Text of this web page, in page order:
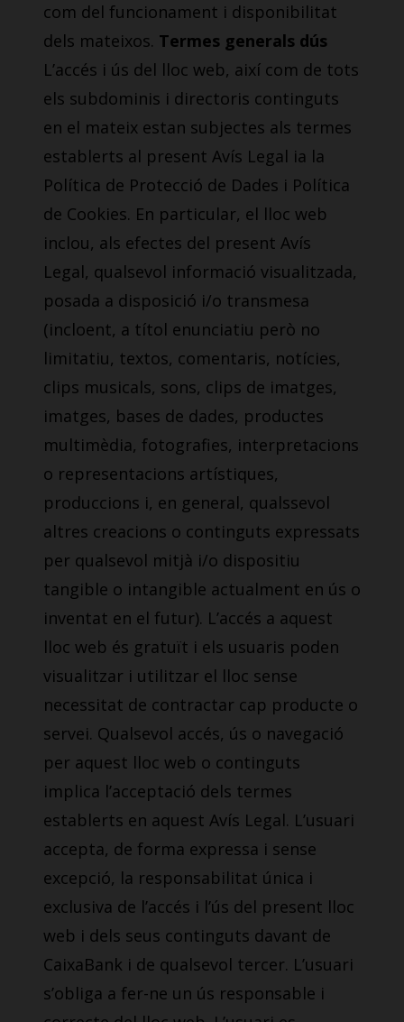
com del funcionament i disponibilitat
dels mateixos. Termes generals dús
L’accés i ús del lloc web, així com de tots
els subdominis i directoris continguts
en el mateix estan subjectes als termes
establerts al present Avís Legal ia la
Política de Protecció de Dades i Política
de Cookies. En particular, el lloc web
inclou, als efectes del present Avís
Legal, qualsevol informació visualitzada,
posada a disposició i/o transmesa
(incloent, a títol enunciatiu però no
limitatiu, textos, comentaris, notícies,
clips musicals, sons, clips de imatges,
imatges, bases de dades, productes
multimèdia, fotografies, interpretacions
o representacions artístiques,
produccions i, en general, qualssevol
altres creacions o continguts expressats
per qualsevol mitjà i/o dispositiu
tangible o intangible actualment en ús o
inventat en el futur). L’accés a aquest
lloc web és gratuït i els usuaris poden
visualitzar i utilitzar el lloc sense
necessitat de contractar cap producte o
servei. Qualsevol accés, ús o navegació
per aquest lloc web o continguts
implica l’acceptació dels termes
establerts en aquest Avís Legal. L’usuari
accepta, de forma expressa i sense
excepció, la responsabilitat única i
exclusiva de l’accés i l’ús del present lloc
web i dels seus continguts davant de
CaixaBank i de qualsevol tercer. L’usuari
s’obliga a fer-ne un ús responsable i